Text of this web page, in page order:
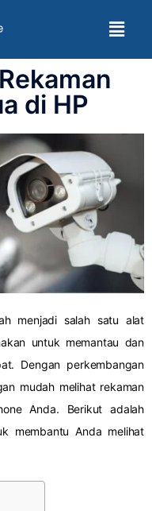
di HP
menjadi salah satu alat
untuk memantau dan
Dengan perkembangan
mudah melihat rekaman
Anda. Berikut adalah
membantu Anda melihat